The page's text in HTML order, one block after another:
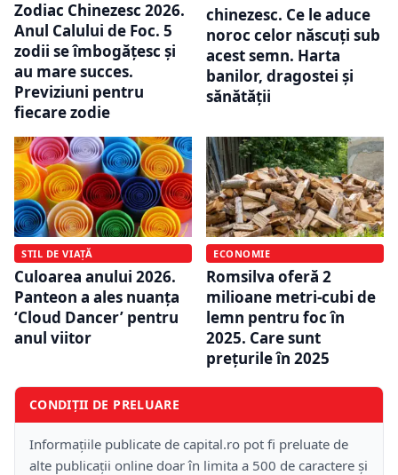
Zodiac Chinezesc 2026.
Anul Calului de Foc. 5
zodii se îmbogățesc și
au mare succes.
Previziuni pentru
fiecare zodie
chinezesc. Ce le aduce
noroc celor născuți sub
acest semn. Harta
banilor, dragostei și
sănătății
STIL DE VIAȚĂ
Culoarea anului 2026.
Panteon a ales nuanța
‘Cloud Dancer’ pentru
anul viitor
ECONOMIE
Romsilva oferă 2
milioane metri-cubi de
lemn pentru foc în
2025. Care sunt
prețurile în 2025
CONDIȚII DE PRELUARE
Informațiile publicate de capital.ro pot fi preluate de
alte publicații online doar în limita a 500 de caractere și